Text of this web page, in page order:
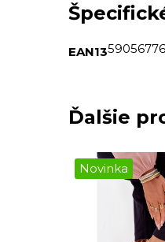
EAN13
Ďalšie
Novinka